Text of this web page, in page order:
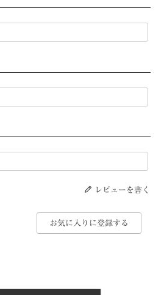
レビューを書く
お気に入りに登録する